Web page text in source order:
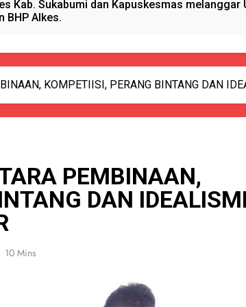
Kab. Sukabumi dan Kapuskesmas
BHP Alkes.
Timur Menyalurkan Bantuan Beras
Satgas Yonif 310/KK Peduli Generasi
Hydrogen RAHO Club dan IMI, Dobrak
Pijat, Polres Sumenep Amankan Warga
Pejabat Terlibat pengadaan Antropometri
Di Momen MPLS, Satgas Yonif 310/KK
KE 7, SEKDA ADE SEBUT
Pemasok BHP Alkes ke Puskesmas-
KOMPETIISI, PERANG BINTANG DAN
PEMBINAAN,
DAN
10 Mins